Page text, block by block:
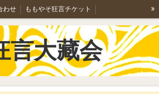
わせ ももやそ狂言チケット
学生狂言講座のご案内 狂言講座詳細
ちょこっとももやそ2024 ちょこっとももやそ2025
「空腕」を歩く。 鬼の首引き
»
言大藏会